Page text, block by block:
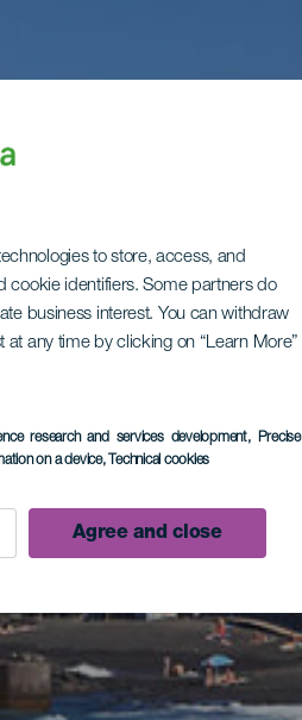
to store, access, and
cookie identifiers. Some partners do
business interest. You can withdraw
any time by clicking on “Learn More”
research and services development, Precise
on a device, Technical cookies
Agree and close